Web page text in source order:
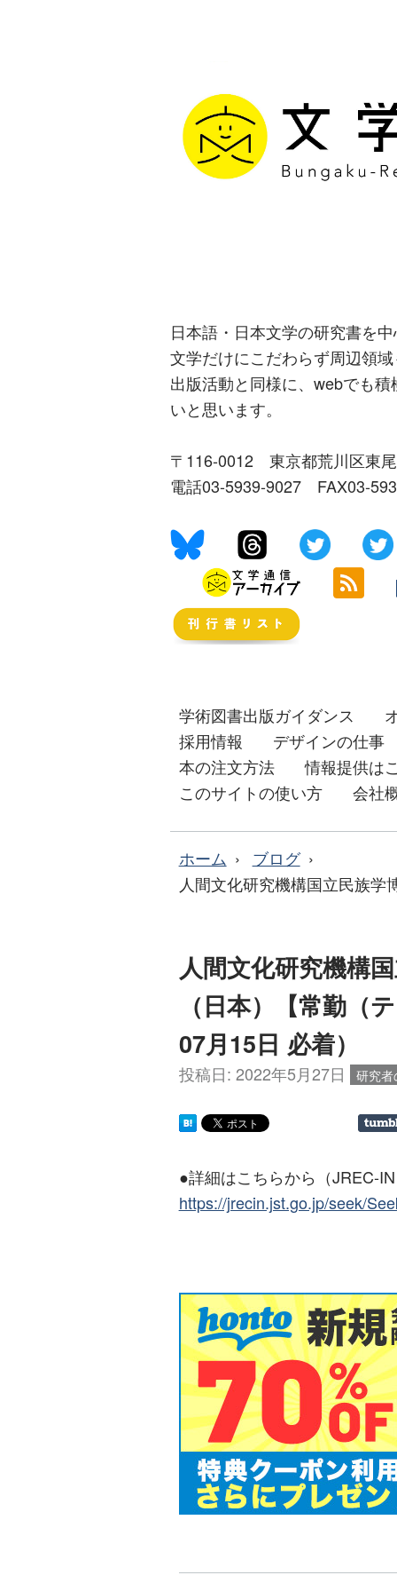
日本語・日本文学の研究書を
文学だけにこだわらず周辺領
出版活動と同様に、webでも
いと思います。
〒116-0012 東京都荒川区東
電話03-5939-9027 FAX03-
学術図書出版ガイダンス
採用情報
デザインの仕事
本の注文方法
情報提供は
このサイトの使い方
会社
ホーム
ブログ
人間文化研究機構国立民族
人間文化研究機構
（日本）【常勤（
07月15日 必着）
投稿日: 2022年5月27日 研究
●詳細はこちらから（JREC-
https://jrecin.jst.go.jp/seek/